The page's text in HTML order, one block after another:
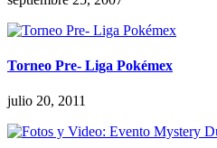
Torneo Pre- Liga Pokémex
julio 20, 2011